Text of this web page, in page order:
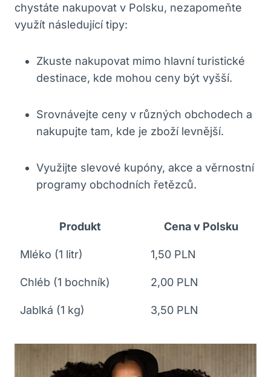
chystáte nakupovat v Polsku, nezapomeňte
využít následující tipy:
Zkuste nakupovat mimo hlavní turistické
destinace, kde mohou ceny být vyšší.
Srovnávejte ceny v různých obchodech a
nakupujte tam, kde je zboží levnější.
Využijte slevové kupóny, akce a věrnostní
programy obchodních řetězců.
Produkt Cena v Polsku
Mléko (1 litr) 1,50 PLN
Chléb (1 bochník) 2,00 PLN
Jablká (1 kg) 3,50 PLN